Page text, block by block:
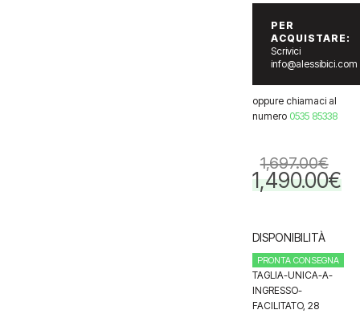
PER
ACQUISTARE:
Scrivici
info@alessibici.com
oppure chiamaci al
numero 0535 85338
1,697.00€
Il
prezzo
1,697.00€.
1,490.00€Il
DISPONIBILITÀ
PRONTA CONSEGNA
TAGLIA-UNICA-A-
INGRESSO-
FACILITATO, 28